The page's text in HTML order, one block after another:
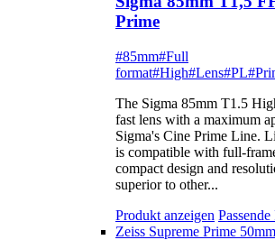
Prime
#85mm#Full
format#High#Lens#PL
The Sigma 85mm T1.5
fast lens with a maximum
Sigma's Cine Prime Line.
is compatible with full-
compact design and
superior to other...
Produkt anzeigen
Zeiss Supreme Prime